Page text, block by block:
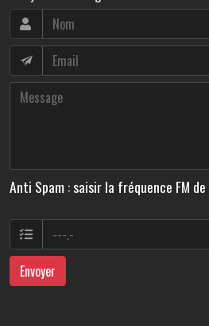
Anti Spam : saisir la fréquence FM
Envoyer